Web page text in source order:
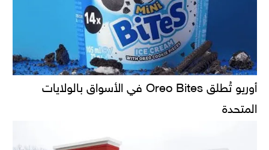
أوريو تُطلق Oreo Bites في الأسواق بالولايات
المتحدة